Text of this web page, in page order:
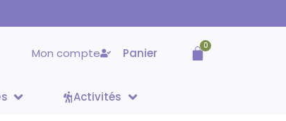
Mon compte Panier
0
Activités